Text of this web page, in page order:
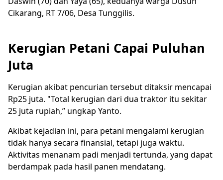
Cikarang, RT 7/06, Desa Tunggilis.
Kerugian Petani Capai Puluhan
Juta
Kerugian akibat pencurian tersebut ditaksir mencapai
Rp25 juta. "Total kerugian dari dua traktor itu sekitar
25 juta rupiah,” ungkap Yanto.
Akibat kejadian ini, para petani mengalami kerugian
tidak hanya secara finansial, tetapi juga waktu.
Aktivitas menanam padi menjadi tertunda, yang dapat
berdampak pada hasil panen mendatang.